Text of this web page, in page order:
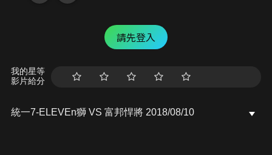
請先登入
我的星等
影片給分
統一7-ELEVEn獅 VS 富邦悍將 2018/08/10